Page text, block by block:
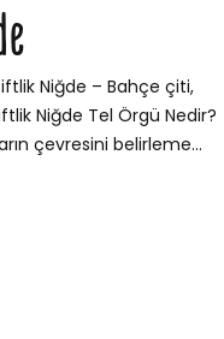
Niğde – Bahçe çiti,
Niğde Tel Örgü Nedir?
çevresini belirleme...